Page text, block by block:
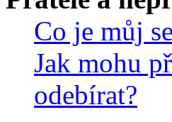
Co je můj
Jak mohu
odebírat?